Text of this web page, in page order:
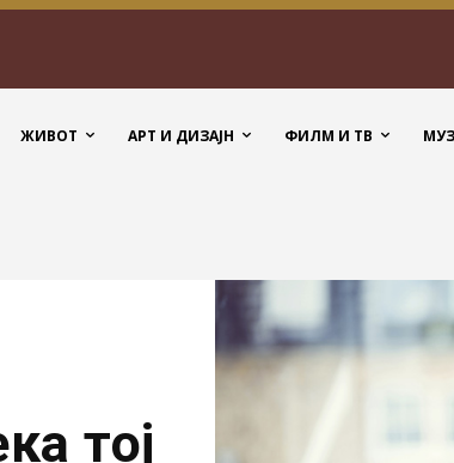
ЖИВОТ АРТ И ДИЗАЈН ФИЛМ И ТВ
тој